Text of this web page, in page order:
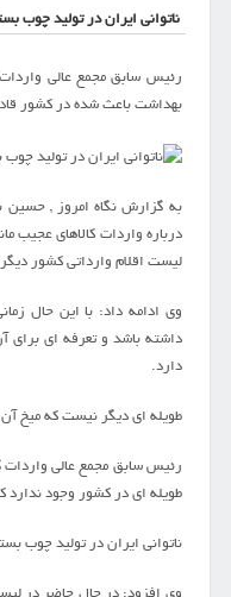
ناتوانی ایران در تولید چوب
رئیس سابق مجمع عالی
بهداشت باعث شده در کشور
به گزارش نگاه امروز , حسین
درباره واردات کالاهای عجیب
لیست اقلام وارداتی کشور دیگر
وی ادامه داد: با این حال
داشته باشد و تعرفه ای برای
دارد.
طویله ای دیگر نیست که میخ آن
رئیس سابق مجمع عالی واردات
طویله ای در کشور وجود ندارد
ناتوانی ایران در تولید چوب